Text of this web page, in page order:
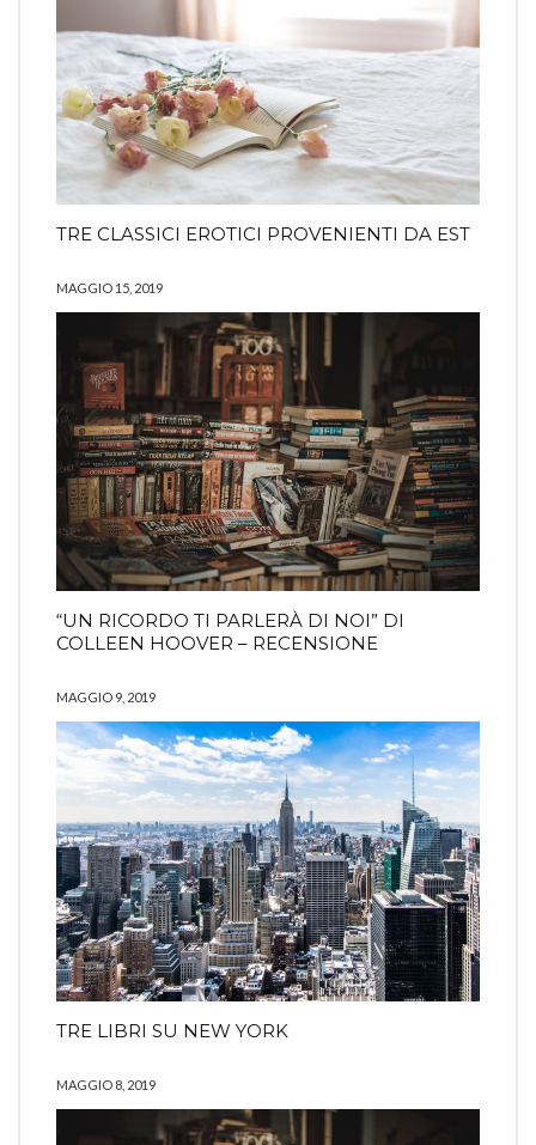
TRE CLASSICI EROTICI PROVENIENTI DA EST
MAGGIO 15, 2019
“UN RICORDO TI PARLERÀ DI NOI” DI
COLLEEN HOOVER – RECENSIONE
MAGGIO 9, 2019
TRE LIBRI SU NEW YORK
MAGGIO 8, 2019